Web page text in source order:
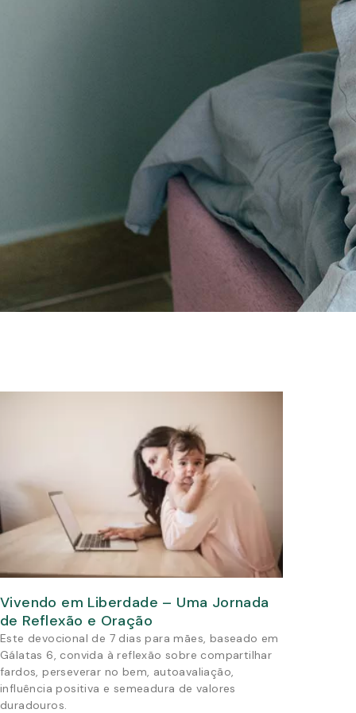
Vivendo em Liberdade – Uma Jornada
de Reflexão e Oração
Este devocional de 7 dias para mães, baseado em
Gálatas 6, convida à reflexão sobre compartilhar
fardos, perseverar no bem, autoavaliação,
influência positiva e semeadura de valores
duradouros.